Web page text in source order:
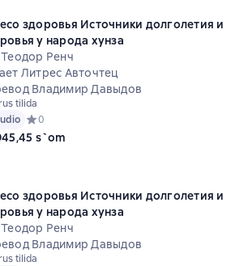
здоровья Источники долголетия и
у народа хунза
Теодор Ренч
Литрес Авточтец
Владимир Давыдов
rus tilida
Средний рейтинг 0 на основе 0 оценок
0
s`om
здоровья Источники долголетия и
у народа хунза
Теодор Ренч
Владимир Давыдов
rus tilida